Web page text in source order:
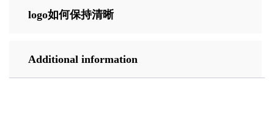
logo如何保持清晰
Additional information